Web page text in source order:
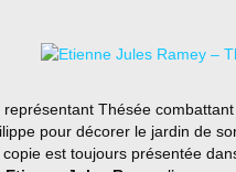
Thésée
pour décorer le jardin de
est toujours présentée